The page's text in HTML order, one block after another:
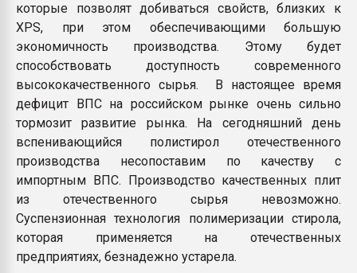
которые позволят добиваться свойств, близких к
XPS, при этом обеспечивающими большую
экономичность производства. Этому будет
способствовать доступность современного
высококачественного сырья. В настоящее время
дефицит ВПС на российском рынке очень сильно
тормозит развитие рынка. На сегодняшний день
вспенивающийся полистирол отечественного
производства несопоставим по качеству с
импортным ВПС. Производство качественных плит
из отечественного сырья невозможно.
Суспензионная технология полимеризации стирола,
которая применяется на отечественных
предприятиях, безнадежно устарела.